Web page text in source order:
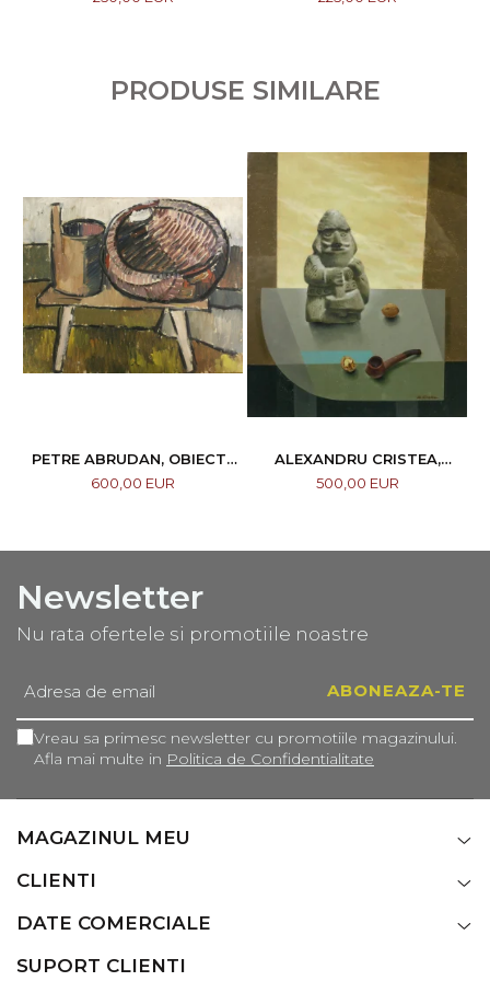
PRODUSE SIMILARE
PETRE ABRUDAN, OBIECTE
CASNICE, 1967
600,00 EUR
ALEXANDRU CRISTEA,
COMPOZIȚIE
500,00 EUR
Newsletter
Nu rata ofertele si promotiile noastre
Vreau sa primesc newsletter cu promotiile magazinului.
Afla mai multe in Politica de Confidentialitate
MAGAZINUL MEU
CLIENTI
DATE COMERCIALE
SUPORT CLIENTI